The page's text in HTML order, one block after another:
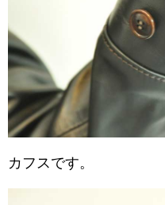
カフスです。